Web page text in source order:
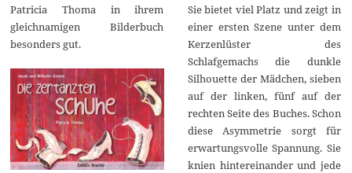
Patricia Thoma in ihrem
gleichnamigen Bilderbuch
besonders gut.
Sie bietet viel Platz und zeigt in
einer ersten Szene unter dem
Kerzenlüster des
Schlafgemachs die dunkle
Silhouette der Mädchen, sieben
auf der linken, fünf auf der
rechten Seite des Buches. Schon
diese Asymmetrie sorgt für
erwartungsvolle Spannung. Sie
knien hintereinander und jede